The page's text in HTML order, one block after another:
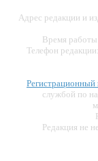
Адрес редакции и
Время работы
Телефон
Регистрационный
службой по
Редакция не